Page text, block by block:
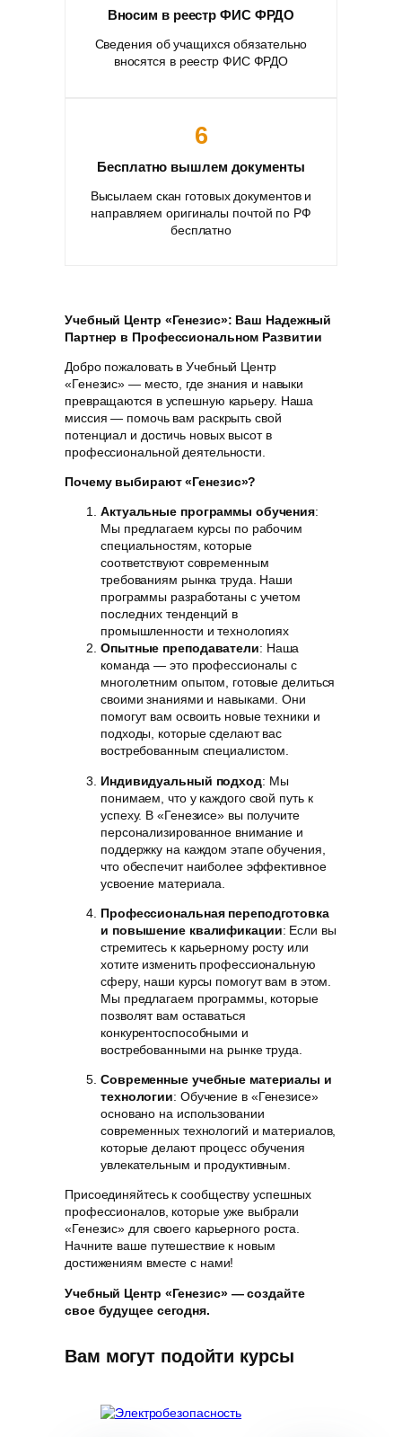
Вносим в реестр ФИС ФРДО
Сведения об учащихся обязательно
вносятся в реестр ФИС ФРДО
6
Бесплатно вышлем документы
Высылаем скан готовых документов и
направляем оригиналы почтой по РФ
бесплатно
Учебный Центр «Генезис»: Ваш Надежный
Партнер в Профессиональном Развитии
Добро пожаловать в Учебный Центр
«Генезис» — место, где знания и навыки
превращаются в успешную карьеру. Наша
миссия — помочь вам раскрыть свой
потенциал и достичь новых высот в
профессиональной деятельности.
Почему выбирают «Генезис»?
Актуальные программы обучения:
Мы предлагаем курсы по рабочим
специальностям, которые
соответствуют современным
требованиям рынка труда. Наши
программы разработаны с учетом
последних тенденций в
промышленности и технологиях
Опытные преподаватели: Наша
команда — это профессионалы с
многолетним опытом, готовые делиться
своими знаниями и навыками. Они
помогут вам освоить новые техники и
подходы, которые сделают вас
востребованным специалистом.
Индивидуальный подход: Мы
понимаем, что у каждого свой путь к
успеху. В «Генезисе» вы получите
персонализированное внимание и
поддержку на каждом этапе обучения,
что обеспечит наиболее эффективное
усвоение материала.
Профессиональная переподготовка
и повышение квалификации: Если вы
стремитесь к карьерному росту или
хотите изменить профессиональную
сферу, наши курсы помогут вам в этом.
Мы предлагаем программы, которые
позволят вам оставаться
конкурентоспособными и
востребованными на рынке труда.
Современные учебные материалы и
технологии: Обучение в «Генезисе»
основано на использовании
современных технологий и материалов,
которые делают процесс обучения
увлекательным и продуктивным.
Присоединяйтесь к сообществу успешных
профессионалов, которые уже выбрали
«Генезис» для своего карьерного роста.
Начните ваше путешествие к новым
достижениям вместе с нами!
Учебный Центр «Генезис» — создайте
свое будущее сегодня.
Вам могут подойти курсы